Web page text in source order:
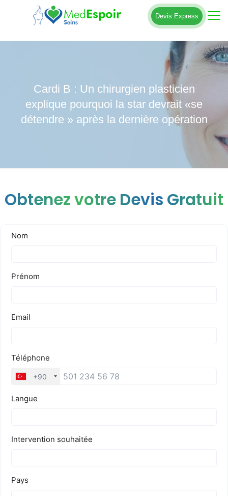
Devis Express
Cardi B : Un chirurgien plasticien
explique pourquoi la star devrait «se
détendre » après la dernière opération
Obtenez votre Devis Gratuit